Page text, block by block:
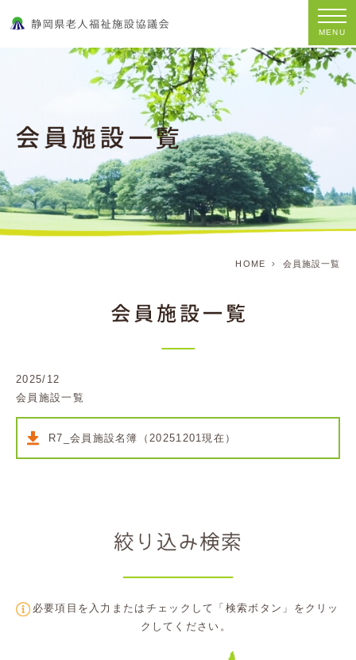
MENU
HOME 会員施設一覧
2025/12
会員施設一覧
R7_会員施設名簿（20251201現在）
必要項目を入力またはチェックして「検索ボタン」をクリッ
クしてください。